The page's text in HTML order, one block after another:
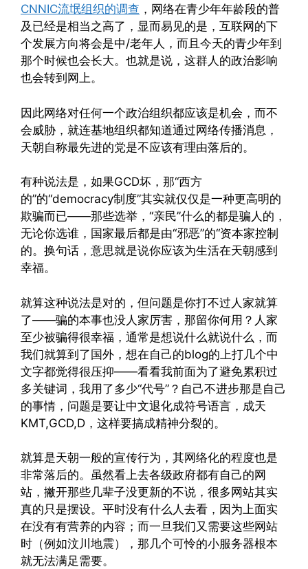
CNNIC流氓组织的调查 ，网络在青少年年龄段的普
及已经是相当之高了，显而易见的是，互联网的下
个发展方向将会是中/老年人，而且今天的青少年到
那个时候也会长大。也就是说，这群人的政治影响
也会转到网上。
因此网络对任何一个政治组织都应该是机会，而不
会威胁，就连基地组织都知道通过网络传播消息，
天朝自称最先进的党是不应该有理由落后的。
有种说法是，如果GCD坏，那“西方
的”的“democracy制度”其实就仅仅是一种更高明的
欺骗而已——那些选举，“亲民”什么的都是骗人的，
无论你选谁，国家最后都是由“邪恶”的“资本家控制
的。换句话，意思就是说你应该为生活在天朝感到
幸福。
就算这种说法是对的，但问题是你打不过人家就算
了——骗的本事也没人家厉害，那留你何用？人家
至少被骗得很幸福，通常是想说什么就说什么，而
我们就算到了国外，想在自己的blog的上打几个中
文字都觉得很压抑——看看我前面为了避免累积过
多关键词，我用了多少“代号”？自己不进步那是自己
的事情，问题是要让中文退化成符号语言，成天
KMT,GCD,D，这样要搞成精神分裂的。
就算是天朝一般的宣传行为，其网络化的程度也是
非常落后的。虽然看上去各级政府都有自己的网
站，撇开那些几辈子没更新的不说，很多网站其实
真的只是摆设。平时没有什么人去看，因为上面实
在没有有营养的内容；而一旦我们又需要这些网站
时（例如汶川地震），那几个可怜的小服务器根本
就无法满足需要。